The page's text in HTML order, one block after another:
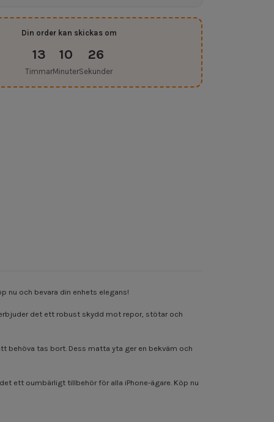
Din order kan skickas om
13
Timmar
10
Minuter
25
Sekunder
nu och bevara din enhets elegans!
det ett robust skydd mot repor, stötar och
behöva tas bort. Dess matta yta ger en bekväm och
ett oumbärligt tillbehör för alla iPhone-ägare. Köp nu